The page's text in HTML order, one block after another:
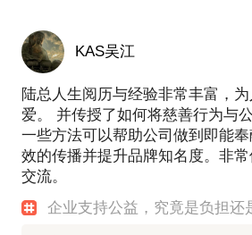
KAS吴江
陆总人生阅历与经验非常丰富，
爱。 并传授了如何将慈善行为与
一些方法可以帮助公司做到即能
效的传播并提升品牌知名度。非
交流。
企业支持公益，究竟是负担还